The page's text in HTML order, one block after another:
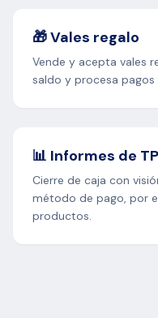
🎁 Vales regalo
Vende y acepta vales
saldo y procesa pagos
📊 Informes de
Cierre de caja con
método de pago, por
productos.